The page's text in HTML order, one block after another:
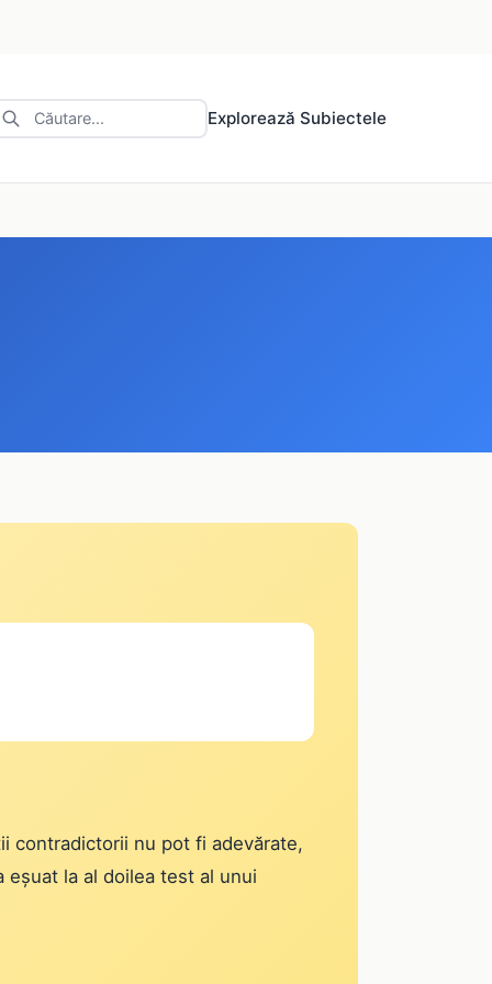
Explorează Subiectele
contradictorii nu pot fi adevărate,
la al doilea test al unui